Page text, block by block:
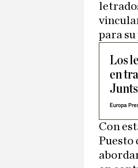
para
Los
en
Junts
Europa
Con
Puesto